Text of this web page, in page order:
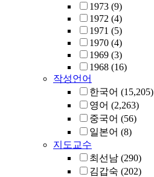
1973 (9)
1972 (4)
1971 (5)
1970 (4)
1969 (3)
1968 (16)
작성언어
한국어 (15,205)
영어 (2,263)
중국어 (56)
일본어 (8)
지도교수
최선남 (290)
김갑숙 (202)